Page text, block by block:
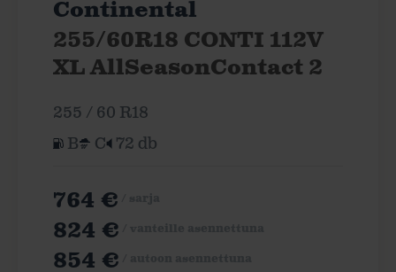
Continental
255/60R18 CONTI 112V
XL AllSeasonContact 2
255 / 60 R18
B
C 72 db
764 €
824 €
854 €